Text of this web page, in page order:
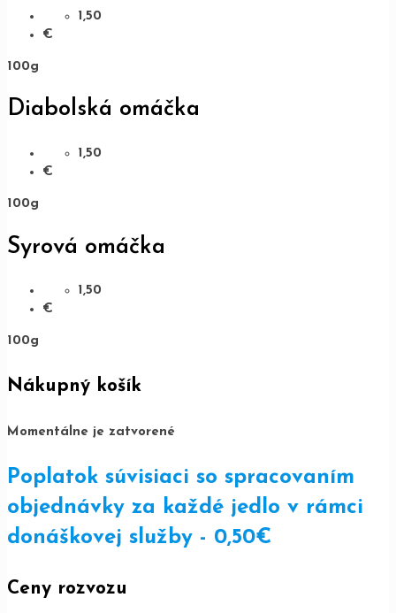
1,50
€
100g
Diabolská omáčka
1,50
€
100g
Syrová omáčka
1,50
€
100g
Nákupný košík
Momentálne je zatvorené
Poplatok súvisiaci so spracovaním
objednávky za každé jedlo v rámci
donáškovej služby - 0,50€
Ceny rozvozu